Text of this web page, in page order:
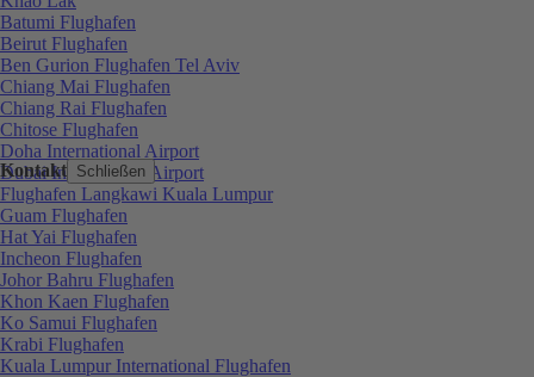
Kontakt Schließen
Batumi Flughafen
Beirut Flughafen
Ben Gurion Flughafen Tel Aviv
Chiang Mai Flughafen
Chiang Rai Flughafen
Chitose Flughafen
Doha International Airport
Dubai International Airport
Flughafen Langkawi Kuala Lumpur
Guam Flughafen
Hat Yai Flughafen
Incheon Flughafen
Johor Bahru Flughafen
Khon Kaen Flughafen
Ko Samui Flughafen
Krabi Flughafen
Kuala Lumpur International Flughafen